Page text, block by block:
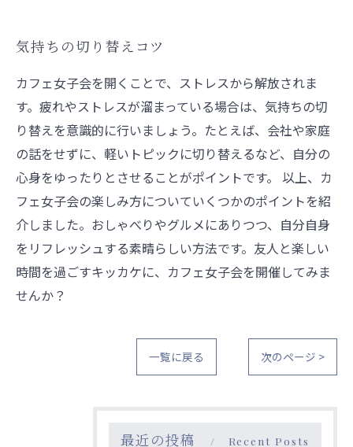
気持ちの切り替えコツ
カフェ女子会を開くことで、ストレスから解放されま
す。疲れやストレスが溜まっている場合は、気持ちの切
り替えを意識的に行いましょう。たとえば、会社や家庭
の話をせずに、軽いトピックに切り替えるなど、自分の
心身をゆったりとさせることがポイントです。 以上、カ
フェ女子会の楽しみ方についていくつかのポイントを紹
介しました。おしゃべりやグルメにありつつ、自分自身
をリフレッシュする素晴らしい方法です。友人と楽しい
時間を過ごすキッカケに、カフェ女子会を開催してみま
せんか？
一覧に戻る 次のページ >
最近の投稿 Recent Posts